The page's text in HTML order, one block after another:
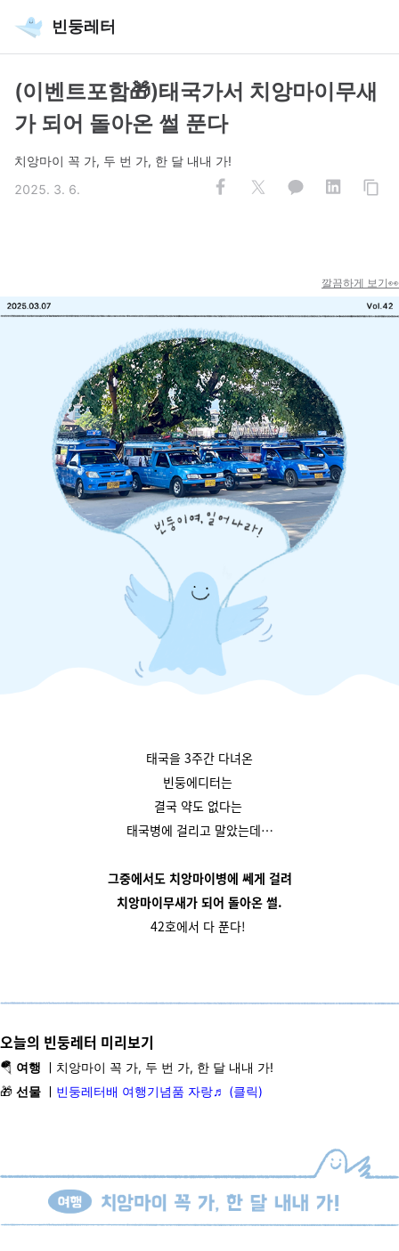
빈둥레터
(이벤트포함🎁)태국가서 치앙마이무새
가 되어 돌아온 썰 푼다
치앙마이 꼭 가, 두 번 가, 한 달 내내 가!
2025. 3. 6.
깔끔하게 보기👀
태국을 3주간 다녀온
빈둥에디터는
결국 약도 없다는
태국병에 걸리고 말았는데…
그중에서도 치앙마이병에 쎄게 걸려
치앙마이무새가 되어 돌아온 썰.
42호에서 다 푼다!
오늘의 빈둥레터 미리보기
🪂 여행 ㅣ 치앙마이 꼭 가, 두 번 가, 한 달 내내 가!
🎁 선물 ㅣ 빈둥레터배 여행기념품 자랑♬ (클릭)